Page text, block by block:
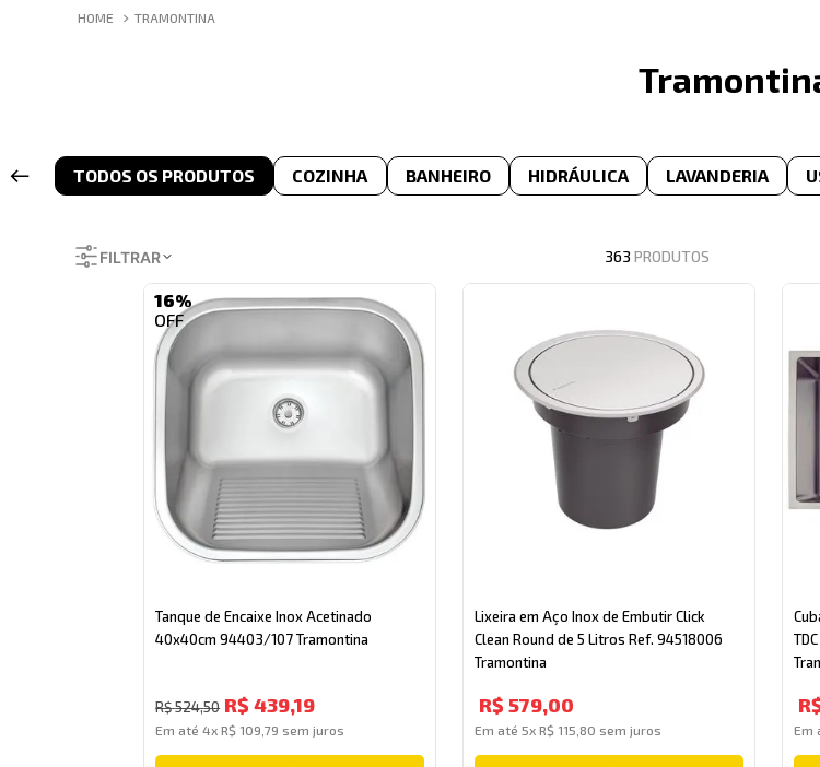
TRAMONTINA
TODOS OS PRODUTOS COZINHA BANHEIRO HIDRÁULICA LAVANDERIA
FILTRAR 363 PRODUTOS
Aço Escovado Branco
Cromado
Dourado Fosco
Inox Alto Brilho Inox Escovado
Inox Polido Preto Brilhante
MEDIDA
16%
Tanque de Encaixe Inox Acetinado
40x40cm 94403/107 Tramontina
R$524,50 R$ 439,19
Em até4xR$ 109 ,79 sem juros
Lixeira em Aço Inox de Embutir Click
Clean Round de 5 Litros Ref. 94518006
Tramontina
R$ 579,00
Em até5xR$ 115 80 sem juros Em